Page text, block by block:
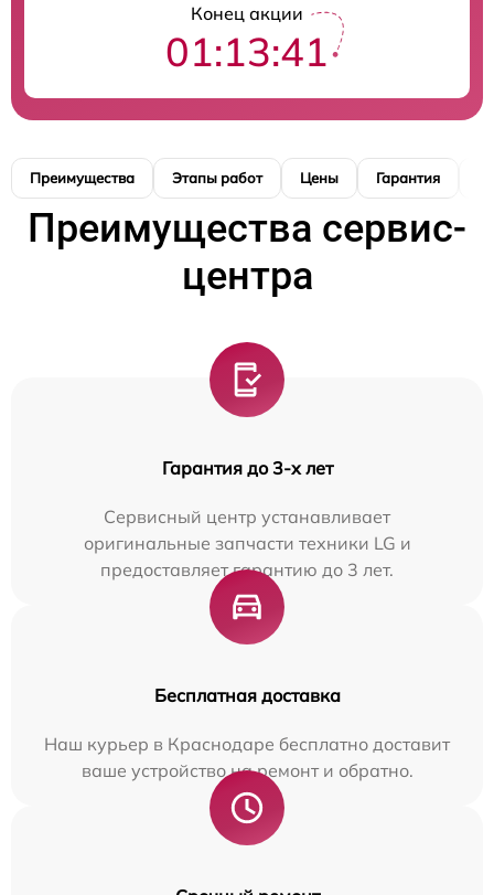
Конец акции
01:13:40
Преимущества Этапы работ Цены Гарантия
Преимущества сервис-
центра
Гарантия до 3-х лет
Сервисный центр устанавливает
оригинальные запчасти техники LG и
предоставляет гарантию до 3 лет.
Бесплатная доставка
Наш курьер в Краснодаре бесплатно доставит
ваше устройство на ремонт и обратно.